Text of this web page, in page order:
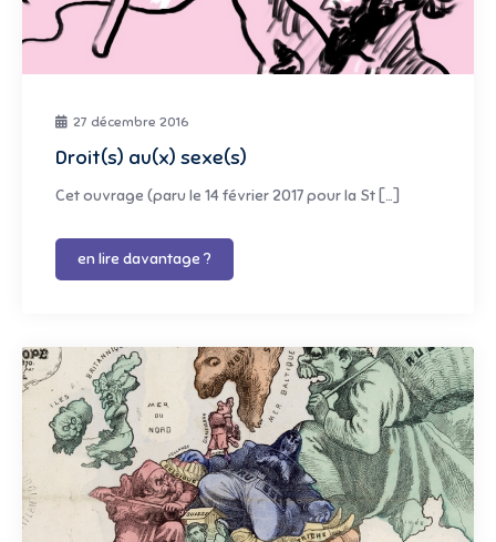
27 décembre 2016
Droit(s) au(x) sexe(s)
Cet ouvrage (paru le 14 février 2017 pour la St […]
en lire davantage ?